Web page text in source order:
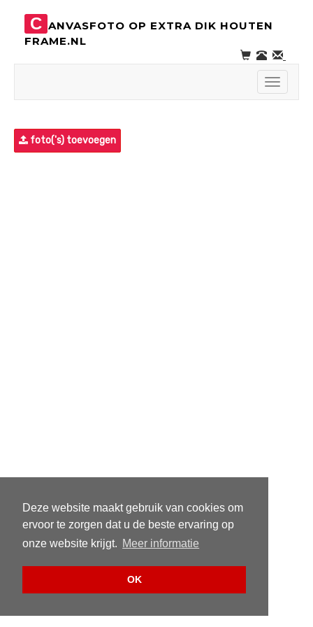
Deze website maakt gebruik van cookies om
ervoor te zorgen dat u de beste ervaring op
onze website krijgt. Meer informatie
OK
C ANVASFOTO OP EXTRA DIK HOUTEN
FRAME.NL
Toggle
foto('s) toevoegen